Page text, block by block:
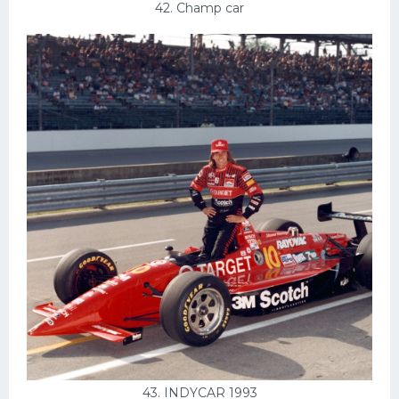
42. Champ car
43. INDYCAR 1993